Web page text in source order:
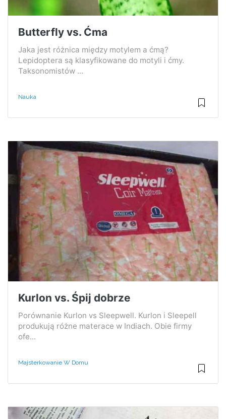
Butterfly vs. Ćma
Jaka jest różnica między motylem a ćmą?
Lepidoptera są klasyfikowane do motyli i ćmy.
Taksonomistów ...
Nauka
Kurlon vs. Śpij dobrze
Porównanie Kurlon vs Sleepwell. Kurlon i Sleepell
produkują różne materace w Indiach. Obie firmy
ofe...
Majsterkowanie W Domu